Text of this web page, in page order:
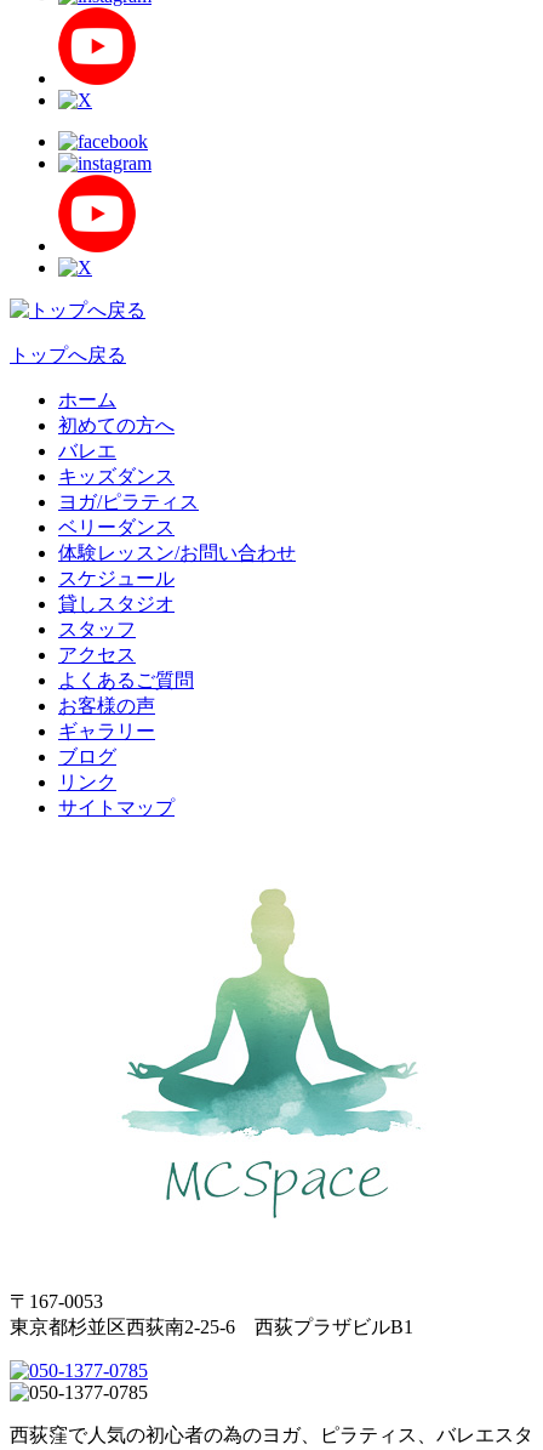
トップへ戻る
ホーム
初めての方へ
バレエ
キッズダンス
ヨガ/ピラティス
ベリーダンス
体験レッスン/お問い合わせ
スケジュール
貸しスタジオ
スタッフ
アクセス
よくあるご質問
お客様の声
ギャラリー
ブログ
リンク
サイトマップ
〒167-0053
東京都杉並区西荻南2-25-6 西荻プラザビルB1
西荻窪で人気の初心者の為のヨガ、ピラティス、バレエスタ